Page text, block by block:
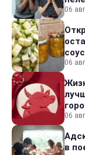
06
06
06
в